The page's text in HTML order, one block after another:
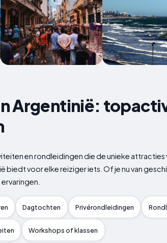
Argentinië:
en rondleidingen die de unieke attracties
biedt voor elke reiziger iets. Of je nu van
Dagtochten Privérondleidingen
Workshops of klassen